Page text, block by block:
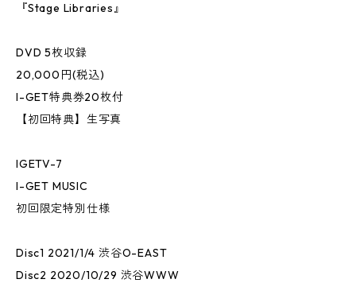
『Stage Libraries』
DVD 5枚収録
20,000円(税込)
I-GET特典券20枚付
【初回特典】生写真
IGETV-7
I-GET MUSIC
初回限定特別仕様
Disc1 2021/1/4 渋谷O-EAST
Disc2 2020/10/29 渋谷WWW